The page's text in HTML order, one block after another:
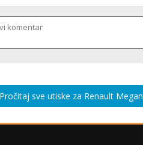
Pročitaj sve utiske za Renault